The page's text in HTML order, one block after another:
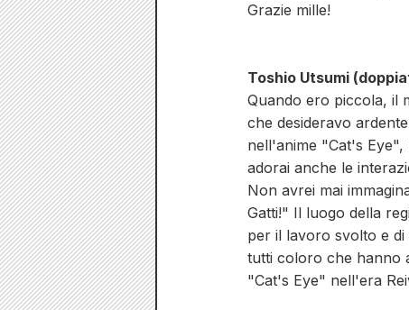
Grazie mille!
Toshio Utsumi
Quando ero piccola, il
che desideravo
nell'anime "Cat's
adorai anche le
Non avrei mai
Gatti!" Il luogo della
per il lavoro svolto e
tutti coloro che hanno
"Cat's Eye" nell'era